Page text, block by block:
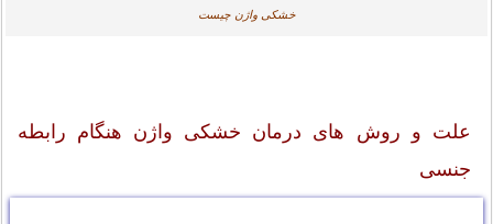
خشکی واژن چیست
علت و روش های درمان خشکی واژن هنگام رابطه
جنسی